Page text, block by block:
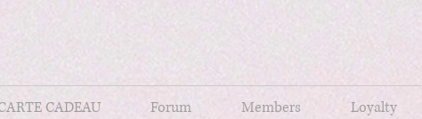
CADEAU Forum Members Loyalty